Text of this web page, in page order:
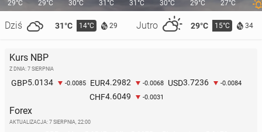
29°C
Dziś 31°C 14°C 29 Jutro 29°C 15°C 34
29°C 30°C 31°C 31°C 30°C 29°C 27°C
Kurs NBP
Z DNIA: 7 SIERPNIA
GBP5.0134 -0.0085 EUR4.2982 -0.0068 USD3.7236 -0.0084
CHF4.6049 -0.0031
Forex
AKTUALIZACJA: 7 SIERPNIA, 22:00